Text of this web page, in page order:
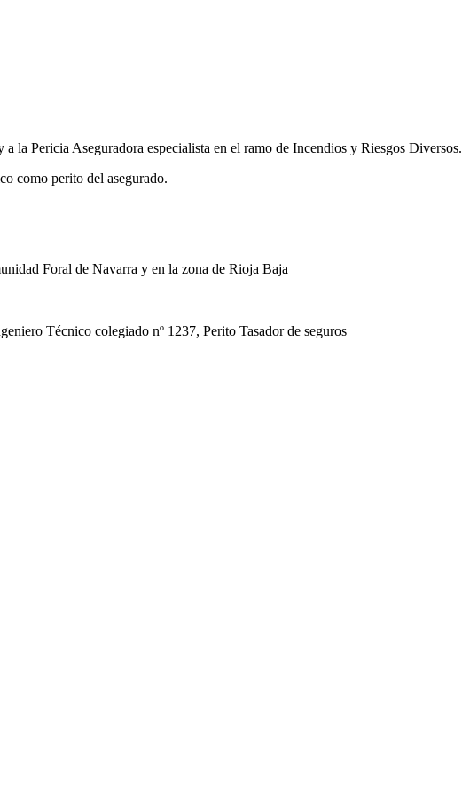
la Pericia Aseguradora especialista en el ramo de Incendios y Riesgos Diversos.
como perito del asegurado.
Foral de Navarra y en la zona de Rioja Baja
Técnico colegiado nº 1237, Perito Tasador de seguros